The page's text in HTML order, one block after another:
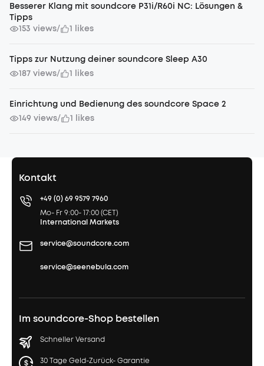
Besserer Klang mit soundcore P31i/R60i NC: Lösungen &
Tipps
153 views/ 1 likes
Tipps zur Nutzung deiner soundcore Sleep A30
187 views/ 1 likes
Einrichtung und Bedienung des soundcore Space 2
149 views/ 1 likes
Kontakt
+49 (0) 69 9579 7960
Mo- Fr 9:00- 17:00 (CET)
International Markets
service@soundcore.com
service@seenebula.com
Im soundcore-Shop bestellen
Schneller Versand
30 Tage Geld-Zurück- Garantie